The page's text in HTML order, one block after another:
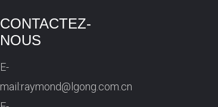
CONTACTEZ-
NOUS
E-
mail:raymond@lgong.com.cn